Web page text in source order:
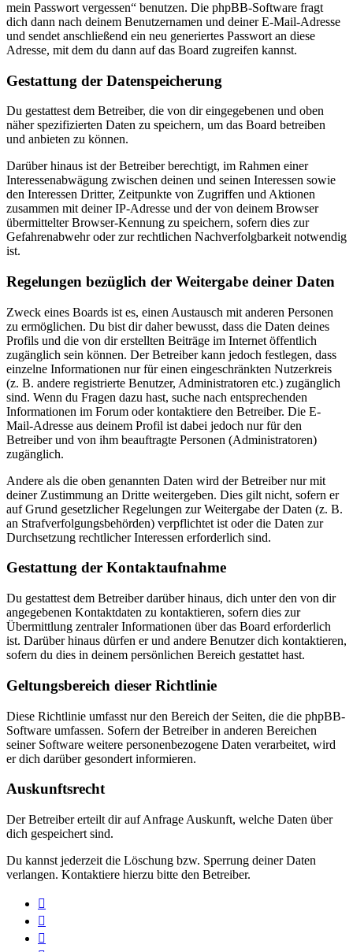
mein Passwort vergessen“ benutzen. Die phpBB-Software fragt
dich dann nach deinem Benutzernamen und deiner E-Mail-Adresse
und sendet anschließend ein neu generiertes Passwort an diese
Adresse, mit dem du dann auf das Board zugreifen kannst.
Gestattung der Datenspeicherung
Du gestattest dem Betreiber, die von dir eingegebenen und oben
näher spezifizierten Daten zu speichern, um das Board betreiben
und anbieten zu können.
Darüber hinaus ist der Betreiber berechtigt, im Rahmen einer
Interessenabwägung zwischen deinen und seinen Interessen sowie
den Interessen Dritter, Zeitpunkte von Zugriffen und Aktionen
zusammen mit deiner IP-Adresse und der von deinem Browser
übermittelter Browser-Kennung zu speichern, sofern dies zur
Gefahrenabwehr oder zur rechtlichen Nachverfolgbarkeit notwendig
ist.
Regelungen bezüglich der Weitergabe deiner Daten
Zweck eines Boards ist es, einen Austausch mit anderen Personen
zu ermöglichen. Du bist dir daher bewusst, dass die Daten deines
Profils und die von dir erstellten Beiträge im Internet öffentlich
zugänglich sein können. Der Betreiber kann jedoch festlegen, dass
einzelne Informationen nur für einen eingeschränkten Nutzerkreis
(z. B. andere registrierte Benutzer, Administratoren etc.) zugänglich
sind. Wenn du Fragen dazu hast, suche nach entsprechenden
Informationen im Forum oder kontaktiere den Betreiber. Die E-
Mail-Adresse aus deinem Profil ist dabei jedoch nur für den
Betreiber und von ihm beauftragte Personen (Administratoren)
zugänglich.
Andere als die oben genannten Daten wird der Betreiber nur mit
deiner Zustimmung an Dritte weitergeben. Dies gilt nicht, sofern er
auf Grund gesetzlicher Regelungen zur Weitergabe der Daten (z. B.
an Strafverfolgungsbehörden) verpflichtet ist oder die Daten zur
Durchsetzung rechtlicher Interessen erforderlich sind.
Gestattung der Kontaktaufnahme
Du gestattest dem Betreiber darüber hinaus, dich unter den von dir
angegebenen Kontaktdaten zu kontaktieren, sofern dies zur
Übermittlung zentraler Informationen über das Board erforderlich
ist. Darüber hinaus dürfen er und andere Benutzer dich kontaktieren,
sofern du dies in deinem persönlichen Bereich gestattet hast.
Geltungsbereich dieser Richtlinie
Diese Richtlinie umfasst nur den Bereich der Seiten, die die phpBB-
Software umfassen. Sofern der Betreiber in anderen Bereichen
seiner Software weitere personenbezogene Daten verarbeitet, wird
er dich darüber gesondert informieren.
Auskunftsrecht
Der Betreiber erteilt dir auf Anfrage Auskunft, welche Daten über
dich gespeichert sind.
Du kannst jederzeit die Löschung bzw. Sperrung deiner Daten
verlangen. Kontaktiere hierzu bitte den Betreiber.